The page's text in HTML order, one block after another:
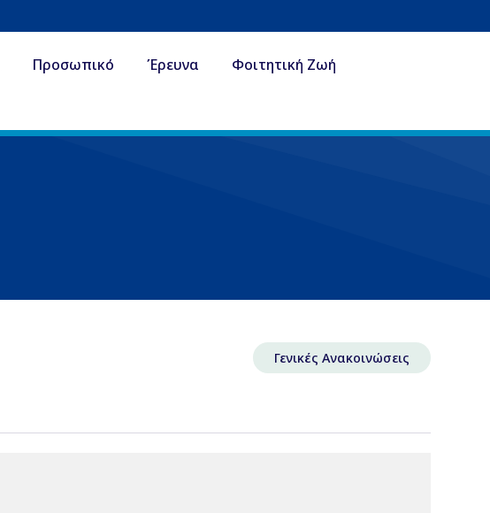
Προσωπικό Έρευνα
Φοιτητική Ζωή
Γενικές Ανακοινώσεις